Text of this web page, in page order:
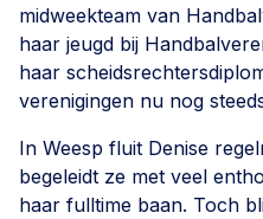
midweekteam van
haar jeugd bij
haar
verenigingen nu nog
In Weesp fluit Denise
begeleidt ze met veel
haar fulltime baan. Toch